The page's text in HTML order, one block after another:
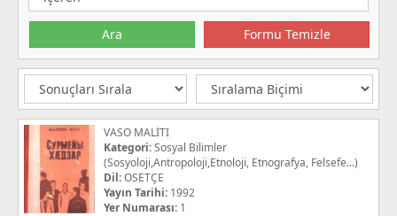
VASO MALİTI
Kategori:Sosyal Bilimler
(Sosyoloji,Antropoloji,Etnoloji, Etnografya, Felsefe...)
Dil:OSETÇE
Yayın Tarihi: 1992
Yer Numarası: 1